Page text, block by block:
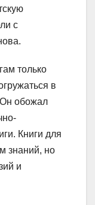
с
только
в
Он обожал
Книги для
знаний, но
и